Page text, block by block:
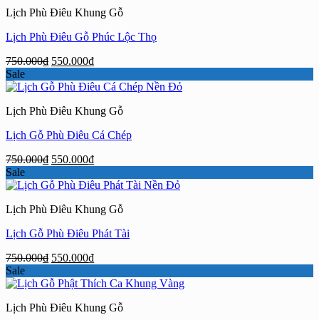
550.000₫.
Lịch Phù Điêu Khung Gỗ
Lịch Phù Điêu Gỗ Phúc Lộc Thọ
750.000₫ Giá
là:
550.000₫Giá
tại
550.000₫.
Sale
Lịch Phù Điêu Khung Gỗ
Lịch Gỗ Phù Điêu Cá Chép
750.000₫ Giá
là:
550.000₫Giá
tại
550.000₫.
Sale
Lịch Phù Điêu Khung Gỗ
Lịch Gỗ Phù Điêu Phát Tài
750.000₫ Giá
là:
550.000₫Giá
tại
550.000₫.
Sale
Lịch Phù Điêu Khung Gỗ